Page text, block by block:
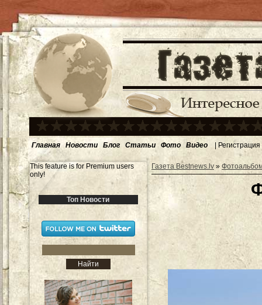
Главная Новости Блог Статьи Фото Видео | Регистрация
This feature is for Premium users
only!
Топ Новости
Газета Bestnews.lv»